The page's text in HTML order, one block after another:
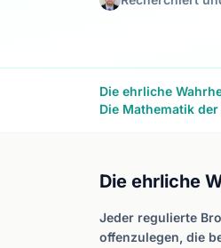
Die ehrliche
Die Mathematik
Die ehrliche
Jeder regulierte
offenzulegen, die